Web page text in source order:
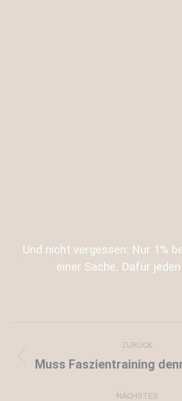
Und nicht vergessen: Nur 1%
einer Sache. Dafür
ZURÜCK
Vorheriger
Muss Faszientraining
NÄCHSTES